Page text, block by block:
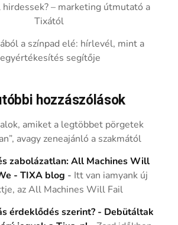
– marketing útmutató a
Tixától
a színpad elé: hírlevél, mint a
segítője
hozzászólások
amiket a legtöbbet pörgetek
avagy zeneajánló a szakmától
zabolázatlan: All Machines Will
- TIXA blog - Itt van iamyank új
az All Machines Will Fail
érdeklődés szerint? - Debütáltak